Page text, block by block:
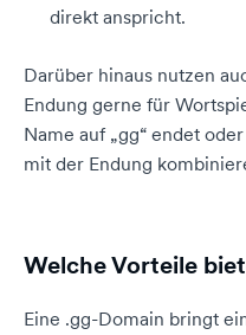
direkt anspricht.
Darüber hinaus nutzen
Endung gerne für
Name auf „gg“ endet
mit der Endung
Welche Vorteile
Eine .gg-Domain bringt